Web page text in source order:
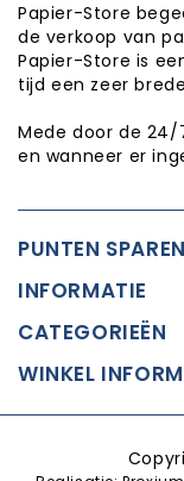
Papier-Store
de verkoop van
Papier-Store is
tijd een zeer
Mede door de
en wanneer er
PUNTEN SPAREN
INFORMATIE
CATEGORIEËN
WINKEL